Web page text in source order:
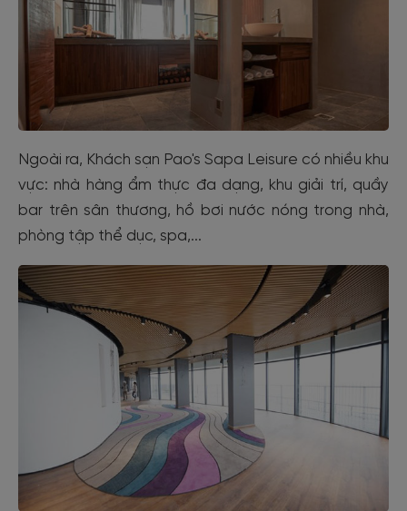
Ngoài ra, Khách sạn Pao's Sapa Leisure có nhiều khu
vực: nhà hàng ẩm thực đa dạng, khu giải trí, quầy
bar trên sân thương, hồ bơi nước nóng trong nhà,
phòng tập thể dục, spa,...